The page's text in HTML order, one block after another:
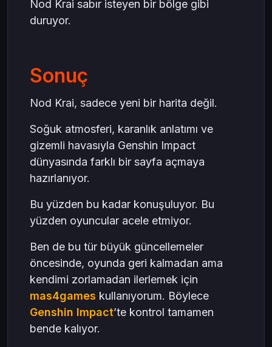
Nod Krai sabır isteyen bir bölge gibi
duruyor.
Sonuç
Nod Krai, sadece yeni bir harita değil.
Soğuk atmosferi, karanlık anlatımı ve
gizemli havasıyla Genshin Impact
dünyasında farklı bir sayfa açmaya
hazırlanıyor.
Bu yüzden bu kadar konuşuluyor. Bu
yüzden oyuncular acele etmiyor.
Ben de bu tür büyük güncellemeler
öncesinde, oyunda geri kalmadan ama
kendimi zorlamadan ilerlemek için
mas4games kullanıyorum. Böylece
Genshin Impact’te kontrol tamamen
bende kalıyor.